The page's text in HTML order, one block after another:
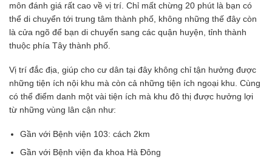
môn đánh giá rất cao về vị trí. Chỉ mất chừng 20 phút là bạn có
thể di chuyển tới trung tâm thành phố, không những thế đây còn
là cửa ngõ để bạn di chuyển sang các quận huyện, tỉnh thành
thuộc phía Tây thành phố.
Vị trí đắc địa, giúp cho cư dân tại đây không chỉ tận hưởng được
những tiện ích nội khu mà còn cả những tiện ích ngoại khu. Cùng
có thể điểm danh một vài tiện ích mà khu đô thị được hưởng lợi
từ những vùng lân cận như:
Gần với Bệnh viện 103: cách 2km
Gần với Bệnh viện đa khoa Hà Đông